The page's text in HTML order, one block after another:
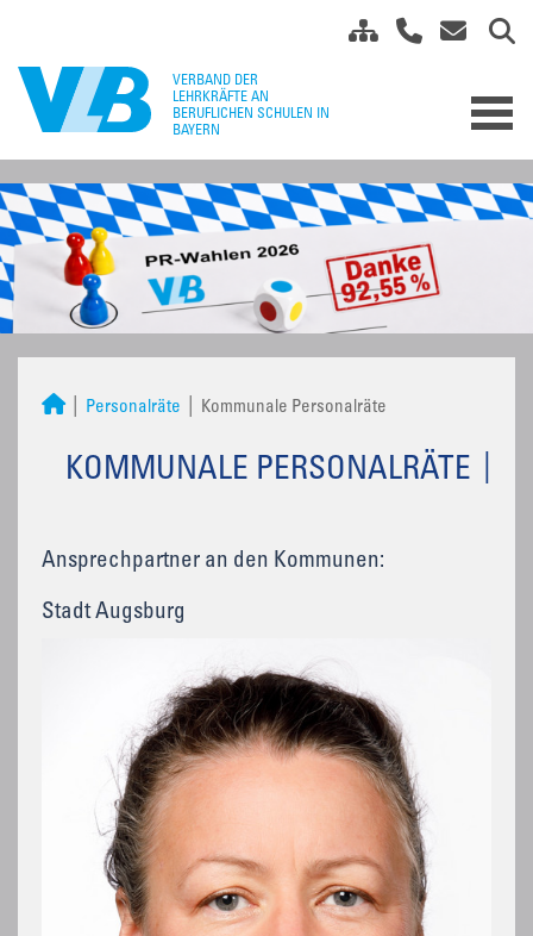
Personalräte Kommunale Personalräte
KOMMUNALE PERSONALRÄTE
Ansprechpartner an den Kommunen:
Stadt Augsburg